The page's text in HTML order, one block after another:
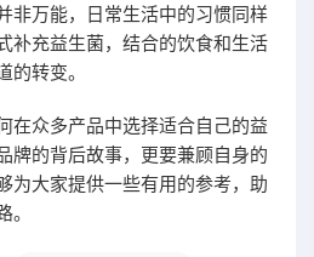
非万能，日常生活中的习惯同样
补充益生菌，结合的饮食和生活
的转变。
在众多产品中选择适合自己的益
牌的背后故事，更要兼顾自身的
为大家提供一些有用的参考，助